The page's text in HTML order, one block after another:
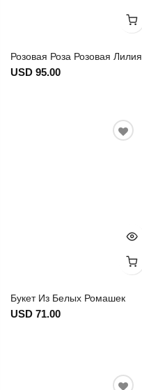
Розовая Роза Розовая Лилия
USD 95.00
Букет Из Белых Ромашек
USD 71.00